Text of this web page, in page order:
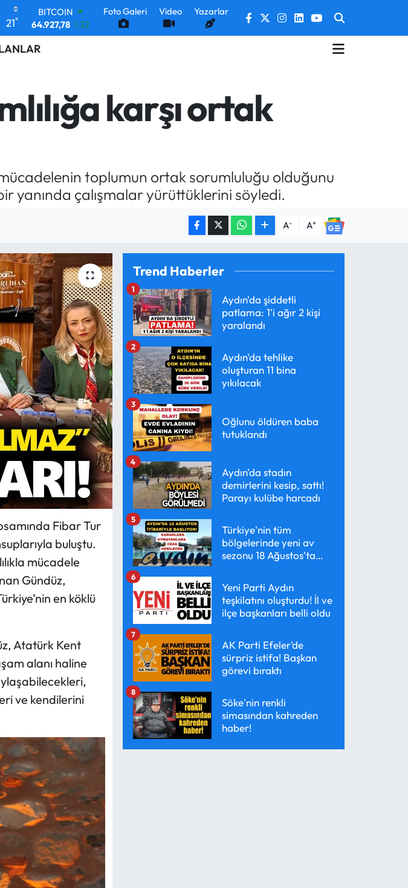
21°
DOLAR
47,5971 0.05
EURO
55,1336
6527.85 0.54
BİST100
13.703 11
Foto Galeri Video Yazarlar
karşı ortak
mücadelenin toplumun ortak sorumluluğu olduğunu
yanında çalışmalar yürüttüklerini söyledi.
A- A+
Fibar Tur
buluştu.
mücadele
Gündüz,
en köklü
Atatürk Kent
alanı haline
ve kendilerini
Trend Haberler
Aydın'da şiddetli
patlama: 1'i ağır 2 kişi
yaralandı
1
Aydın'da tehlike
oluşturan 11 bina
yıkılacak
2
Oğlunu öldüren baba
tutuklandı
3
Aydın'da stadın
demirlerini kesip, sattı!
Parayı kulübe harcadı
4
Türkiye'nin tüm
bölgelerinde yeni av
sezonu 18 Ağustos'ta
5
Yeni Parti Aydın
teşkilatını oluşturdu! İl ve
ilçe başkanları belli oldu
6
AK Parti Efeler’de
sürpriz istifa! Başkan
görevi bıraktı
7
Söke'nin renkli
simasından kahreden
haber!
8